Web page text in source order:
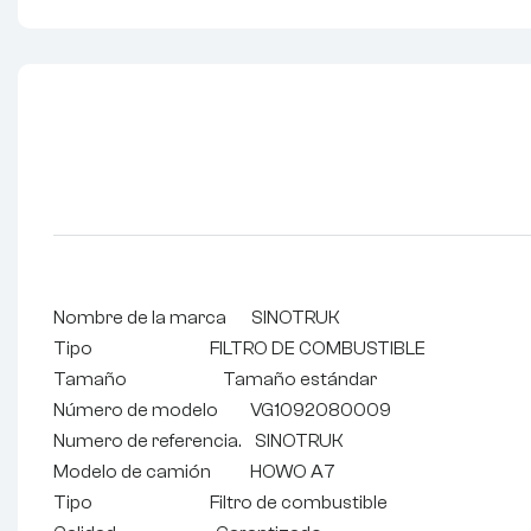
Nombre de la marca SINOTRUK
Tipo FILTRO DE COMBUSTIBLE
Tamaño Tamaño estándar
Número de modelo VG1092080009
Numero de referencia. SINOTRUK
Modelo de camión HOWO A7
Tipo Filtro de combustible